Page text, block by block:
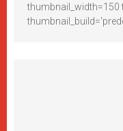
thumbnail_width=150